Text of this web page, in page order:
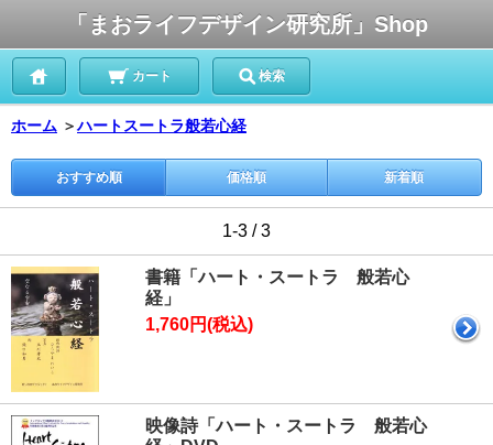
「まおライフデザイン研究所」Shop
カート 検索
ホーム ＞ハートスートラ般若心経
おすすめ順 価格順 新着順
1-3 / 3
書籍「ハート・スートラ 般若心
経」
1,760円(税込)
映像詩「ハート・スートラ 般若心